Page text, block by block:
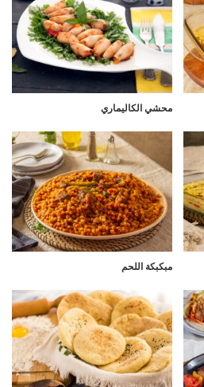
محشي الكاليماري
مبكبكة اللحم